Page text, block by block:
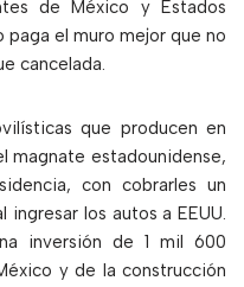
de México y Estados
paga el muro mejor que no
cancelada.
que producen en
magnate estadounidense,
con cobrarles un
los autos a EEUU.
inversión de 1 mil 600
y de la construcción